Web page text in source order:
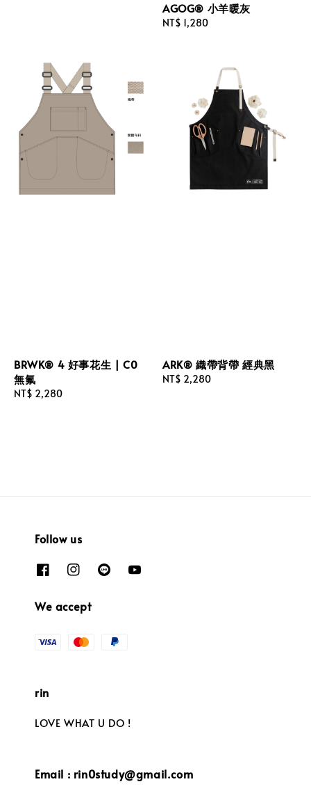
AGOG® 小羊暖灰
Regular
NT$ 1,280
BRWK® 4 好事花生 | C0
無氟
Regular
NT$ 2,280
ARK® 織帶背帶 經典黑
Regular
NT$ 2,280
Follow us
We accept
rin
LOVE WHAT U DO !
Email : rin0study@gmail.com